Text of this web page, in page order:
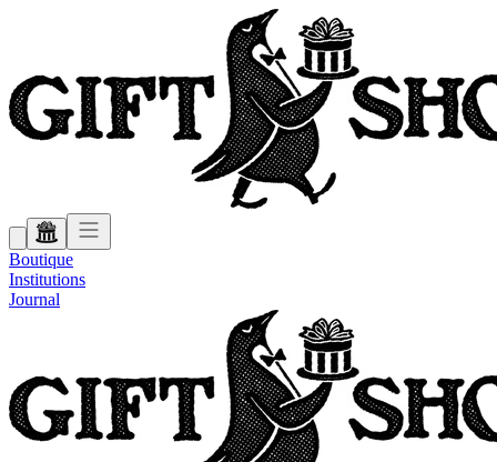
Boutique
Institutions
Journal